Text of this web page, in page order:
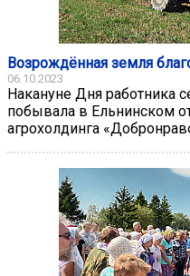
Возрождённая земля
06.10.2023
Накануне Дня работника
побывала в Ельнинском
агрохолдинга